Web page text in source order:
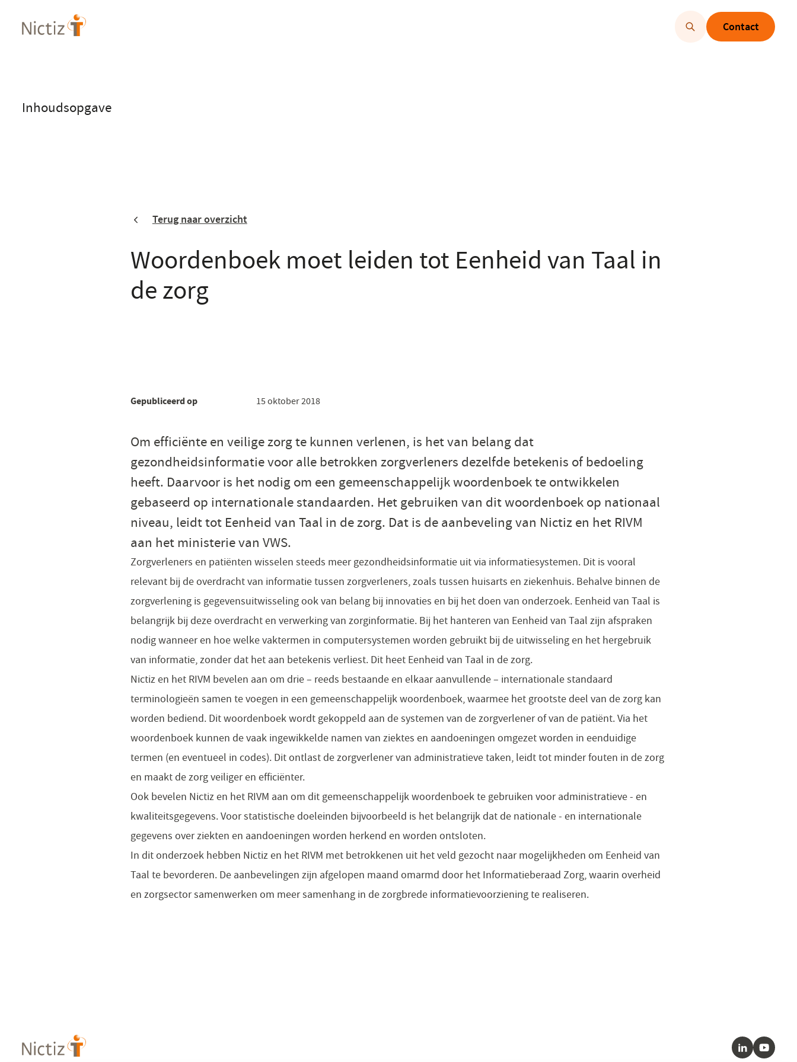
en
Contact
Inhoudsopgave
Terug naar overzicht
Woordenboek moet leiden tot Eenheid van Taal in
de zorg
Gepubliceerd op 15 oktober 2018
Om efficiënte en veilige zorg te kunnen verlenen, is het van belang dat
gezondheidsinformatie voor alle betrokken zorgverleners dezelfde betekenis of bedoeling
heeft. Daarvoor is het nodig om een gemeenschappelijk woordenboek te ontwikkelen
gebaseerd op internationale standaarden. Het gebruiken van dit woordenboek op nationaal
niveau, leidt tot Eenheid van Taal in de zorg. Dat is de aanbeveling van Nictiz en het RIVM
aan het ministerie van VWS.
Zorgverleners en patiënten wisselen steeds meer gezondheidsinformatie uit via informatiesystemen. Dit is vooral
relevant bij de overdracht van informatie tussen zorgverleners, zoals tussen huisarts en ziekenhuis. Behalve binnen de
zorgverlening is gegevensuitwisseling ook van belang bij innovaties en bij het doen van onderzoek. Eenheid van Taal is
belangrijk bij deze overdracht en verwerking van zorginformatie. Bij het hanteren van Eenheid van Taal zijn afspraken
nodig wanneer en hoe welke vaktermen in computersystemen worden gebruikt bij de uitwisseling en het hergebruik
van informatie, zonder dat het aan betekenis verliest. Dit heet Eenheid van Taal in de zorg.
Nictiz en het RIVM bevelen aan om drie – reeds bestaande en elkaar aanvullende – internationale standaard
terminologieën samen te voegen in een gemeenschappelijk woordenboek, waarmee het grootste deel van de zorg kan
worden bediend. Dit woordenboek wordt gekoppeld aan de systemen van de zorgverlener of van de patiënt. Via het
woordenboek kunnen de vaak ingewikkelde namen van ziektes en aandoeningen omgezet worden in eenduidige
termen (en eventueel in codes). Dit ontlast de zorgverlener van administratieve taken, leidt tot minder fouten in de zorg
en maakt de zorg veiliger en efficiënter.
Ook bevelen Nictiz en het RIVM aan om dit gemeenschappelijk woordenboek te gebruiken voor administratieve - en
kwaliteitsgegevens. Voor statistische doeleinden bijvoorbeeld is het belangrijk dat de nationale - en internationale
gegevens over ziekten en aandoeningen worden herkend en worden ontsloten.
In dit onderzoek hebben Nictiz en het RIVM met betrokkenen uit het veld gezocht naar mogelijkheden om Eenheid van
Taal te bevorderen. De aanbevelingen zijn afgelopen maand omarmd door het Informatieberaad Zorg, waarin overheid
en zorgsector samenwerken om meer samenhang in de zorgbrede informatievoorziening te realiseren.
LinkedInYoutube